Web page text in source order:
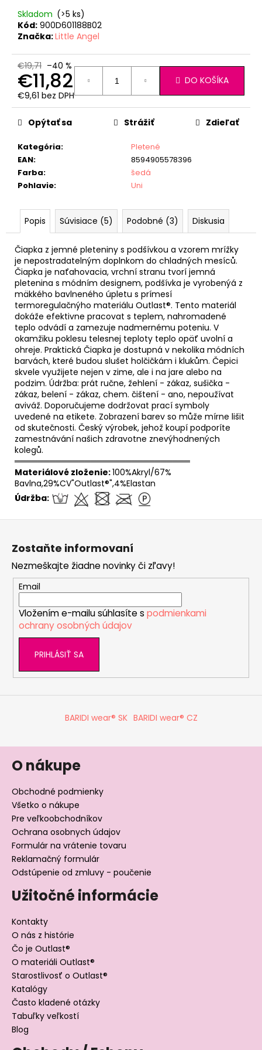
Skladom (>5 ks)
Kód: 900D601188B02
Značka:Little Angel
€19,71 –40 %
€11,82
€9,61 bez DPH
Jednotková
cena:
DO KOŠÍKA
Kategória:
Pletené
EAN:
8594905578396
Farba:
šedá
Pohlavie: Uni
Opýtať sa Strážiť Zdieľať
Popis Súvisiace (5) Podobné (3) Diskusia
Čiapka z jemné pleteniny s podšívkou a vzorem mrížky
je nepostradatelným doplnkom do chladných mesíců.
Čiapka je naťahovacia, vrchní stranu tvorí jemná
pletenina s módním designem, podšívka je vyrobenýá z
mäkkého bavlneného úpletu s prímesí
termoregulačnýho materiálu Outlast®. Tento materiál
dokáže efektivne pracovat s teplem, nahromadené
teplo odvádí a zamezuje nadmernému poteniu. V
okamžiku poklesu telesnej teploty teplo opäť uvolní a
ohreje. Praktická Čiapka je dostupná v nekolika módních
barvách, které budou slušet holčičkám i klukům. Čepici
skvele využijete nejen v zime, ale i na jare alebo na
podzim. Údržba: prát ručne, žehlení - zákaz, sušička -
zákaz, belení - zákaz, chem. čištení - ano, nepoužívat
aviváž. Doporučujeme dodržovat prací symboly
uvedené na etikete. Zobrazení barev so může mírne lišit
od skutečnosti. Český výrobek, jehož koupí podporíte
zamestnávání našich zdravotne znevýhodnených
kolegů.
══════════════════════════════
Materiálové zloženie:100%Akryl/67%
Bavlna,29%CV"Outlast®",4%Elastan
Údržba:
Zostaňte informovaní
Nezmeškajte žiadne novinky či zľavy!
Email
Vložením e-mailu súhlasíte s podmienkami
ochrany osobných údajov
PRIHLÁSIŤ SA
BARIDI wear® SK BARIDI wear® CZ
O nákupe
Obchodné podmienky
Všetko o nákupe
Pre veľkoobchodníkov
Ochrana osobnych údajov
Formulár na vrátenie tovaru
Reklamačný formulár
Odstúpenie od zmluvy - poučenie
Užitočné informácie
Kontakty
O nás z histórie
Čo je Outlast®
O materiáli Outlast®
Starostlivosť o Outlast®
Katalógy
Často kladené otázky
Tabuľky veľkostí
Blog